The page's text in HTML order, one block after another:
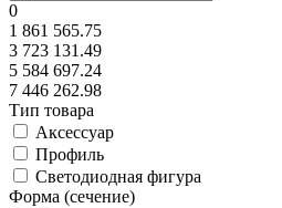
0
1 861 565.75
3 723 131.49
5 584 697.24
7 446 262.98
Тип товара
Аксессуар
Профиль
Светодиодная фигура
Форма (сечение)